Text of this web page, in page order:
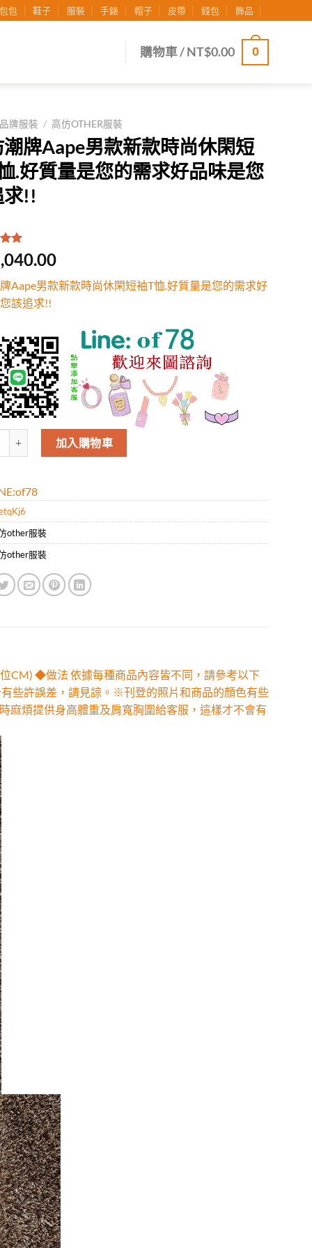
包包 鞋子 服裝 手錶 帽子 皮帶 錢包 飾品
購物車 /NT$0.00 0
牌服裝 / 高仿OTHER服裝
牌Aape男款新款時尚休閑短
.好質量是您的需求好品味是您
求!!
/
位
Aape男款新款時尚休閑短袖T恤.好質量是您的需求好
該追求!!
Aape男款新款時尚休閑短袖T恤.好質量是您的需求好品味是您該追求!!
加入購物車
other服裝
other服裝
CM) ◆做法 依據每種商品內容皆不同，請參考以下
些許誤差，請見諒。※刊登的照片和商品的顏色有些
煩提供身高體重及肩寬胸圍給客服，這樣才不會有